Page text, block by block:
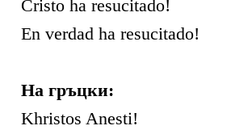
Cristo ha resucitado!
En verdad ha resucitado!
На гръцки:
Khristos Anesti!